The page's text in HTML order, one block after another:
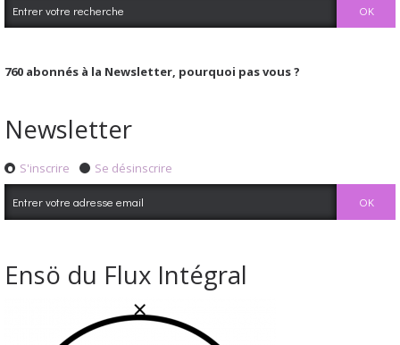
760 abonnés à la Newsletter, pourquoi pas vous ?
Newsletter
S'inscrire Se désinscrire
Ensö du Flux Intégral